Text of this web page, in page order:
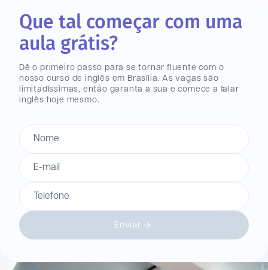
Que tal começar com uma
aula grátis?
Dê o primeiro passo para se tornar fluente com o
nosso curso de inglês em Brasília. As vagas são
limitadíssimas, então garanta a sua e comece a falar
inglês hoje mesmo.
Nome
E-mail
Telefone
Enviar